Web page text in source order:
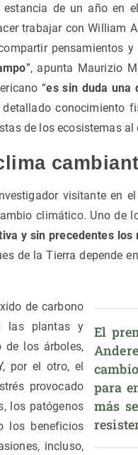
de un año en
trabajar con William
pensamientos y
”, apunta Maurizio
“es sin duda una
conocimiento
de los ecosistemas al
visitante en
climático. Uno de
y sin precedentes
de la Tierra depende
El
para
más
de carbono
las plantas y
de los árboles,
por el otro, el
provocado
los patógenos
los beneficios
incluso,